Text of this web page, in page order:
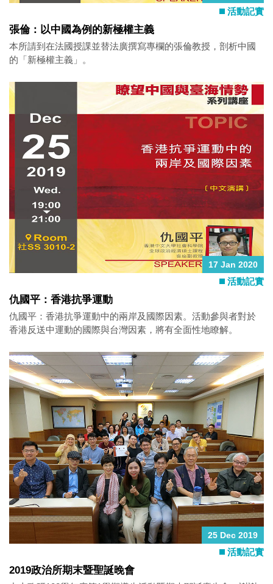
活動記實
張倫：以中國為例的新極權主義
本所請到在法國授課並替法廣撰寫專欄的張倫教授，剖析中國
的「新極權主義」。
17 Jan 2020
活動記實
仇國平：香港抗爭運動
仇國平：香港抗爭運動中的兩岸及國際因素。活動參與者對於
香港反送中運動的國際與台灣因素，將有全面性地瞭解。
25 Dec 2019
活動記實
2019政治所期末暨聖誕晚會